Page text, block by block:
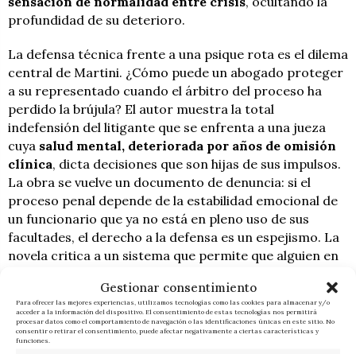
Gestionar consentimiento
Para ofrecer las mejores experiencias, utilizamos tecnologías como las cookies para almacenar y/o
acceder a la información del dispositivo. El consentimiento de estas tecnologías nos permitirá
procesar datos como el comportamiento de navegación o las identificaciones únicas en este sitio. No
consentir o retirar el consentimiento, puede afectar negativamente a ciertas características y
funciones.
profundidad de su deterioro.
La defensa técnica frente a una psique rota es el dilema
central de Martini. ¿Cómo puede un abogado proteger
a su representado cuando el árbitro del proceso ha
perdido la brújula? El autor muestra la total
indefensión del litigante que se enfrenta a una jueza
cuya salud mental, deteriorada por años de omisión
clínica, dicta decisiones que son hijas de sus impulsos.
La obra se vuelve un documento de denuncia: si el
proceso penal depende de la estabilidad emocional de
un funcionario que ya no está en pleno uso de sus
facultades, el derecho a la defensa es un espejismo. La
novela critica a un sistema que permite que alguien en
sobre la libertad ajena.
La necesidad de una evaluación clínica aparece como la
solución lógica ante el panorama que Martini describe.